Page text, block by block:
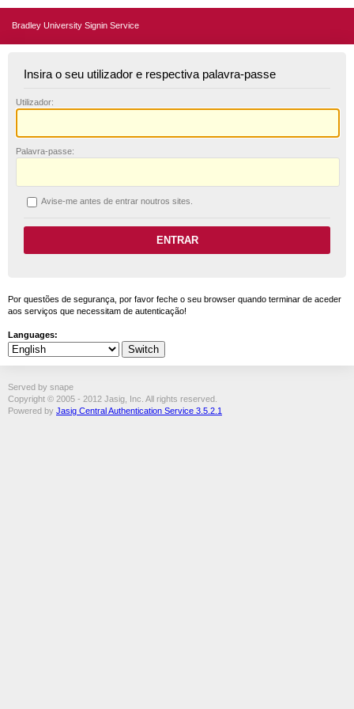
Bradley University Signin Service
Insira o seu utilizador e respectiva palavra-passe
Utilizador:
Palavra-passe:
Avise-me antes de entrar noutros sites.
Por questões de segurança, por favor feche o seu browser quando terminar de aceder
aos serviços que necessitam de autenticação!
Languages:
Served by snape
Copyright © 2005 - 2012 Jasig, Inc. All rights reserved.
Powered by Jasig Central Authentication Service 3.5.2.1